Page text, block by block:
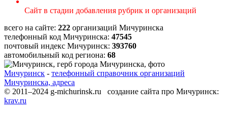
Сайт в стадии добавления рубрик и организаций
всего на сайте: 222 организаций Мичуринска
телефонный код Мичуринска: 47545
почтовый индекс Мичуринск: 393760
автомобильный код региона: 68
Мичуринск - телефонный справочник организаций
Мичуринска, адреса
© 2011–2024 g-michurinsk.ru создание сайта про Мичуринск:
krav.ru